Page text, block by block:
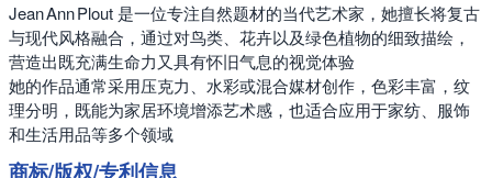
Jean Ann Plout 是一位专注自然题材的当代艺术家，她擅长将复古
与现代风格融合，通过对鸟类、花卉以及绿色植物的细致描绘，
营造出既充满生命力又具有怀旧气息的视觉体验
她的作品通常采用压克力、水彩或混合媒材创作，色彩丰富，纹
理分明，既能为家居环境增添艺术感，也适合应用于家纺、服饰
和生活用品等多个领域
商标/版权/专利信息